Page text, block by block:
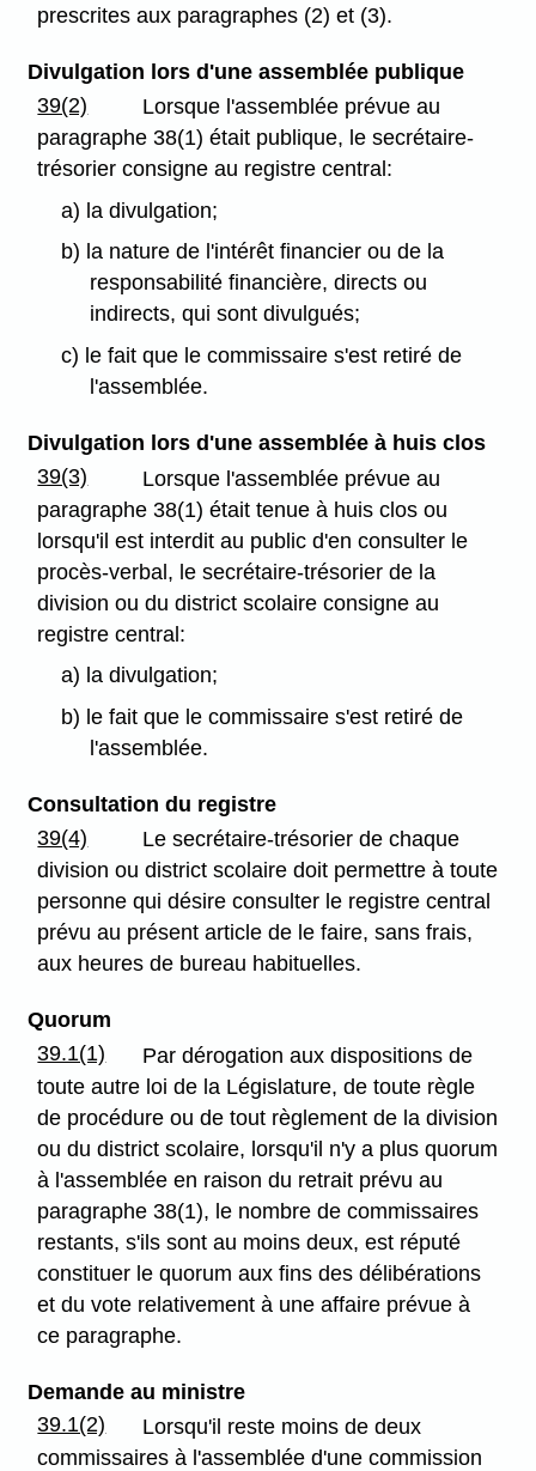
prescrites aux paragraphes (2) et (3).
Divulgation lors d'une assemblée publique
39(2)
Lorsque l'assemblée prévue au
paragraphe 38(1) était publique, le secrétaire-
trésorier consigne au registre central:
a) la divulgation;
b) la nature de l'intérêt financier ou de la
responsabilité financière, directs ou
indirects, qui sont divulgués;
c) le fait que le commissaire s'est retiré de
l'assemblée.
Divulgation lors d'une assemblée à huis clos
39(3)
Lorsque l'assemblée prévue au
paragraphe 38(1) était tenue à huis clos ou
lorsqu'il est interdit au public d'en consulter le
procès-verbal, le secrétaire-trésorier de la
division ou du district scolaire consigne au
registre central:
a) la divulgation;
b) le fait que le commissaire s'est retiré de
l'assemblée.
Consultation du registre
39(4)
Le secrétaire-trésorier de chaque
division ou district scolaire doit permettre à toute
personne qui désire consulter le registre central
prévu au présent article de le faire, sans frais,
aux heures de bureau habituelles.
Quorum
39.1(1)
Par dérogation aux dispositions de
toute autre loi de la Législature, de toute règle
de procédure ou de tout règlement de la division
ou du district scolaire, lorsqu'il n'y a plus quorum
à l'assemblée en raison du retrait prévu au
paragraphe 38(1), le nombre de commissaires
restants, s'ils sont au moins deux, est réputé
constituer le quorum aux fins des délibérations
et du vote relativement à une affaire prévue à
ce paragraphe.
Demande au ministre
39.1(2)
Lorsqu'il reste moins de deux
commissaires à l'assemblée d'une commission